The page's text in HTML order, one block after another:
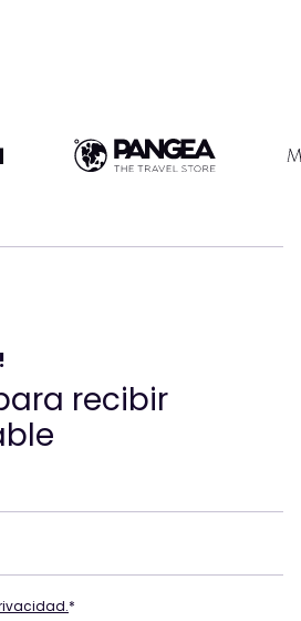
recibir
*